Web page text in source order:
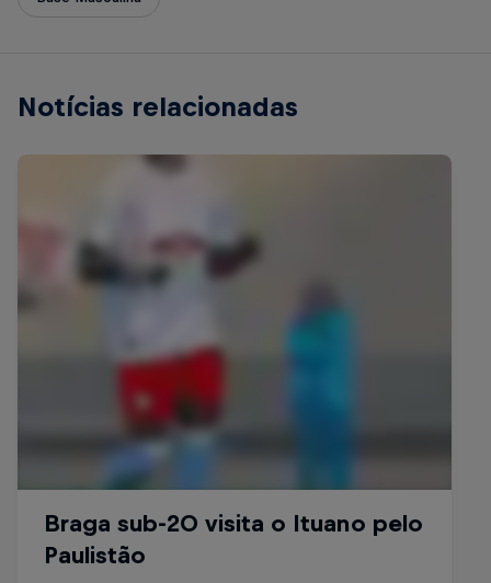
Notícias relacionadas